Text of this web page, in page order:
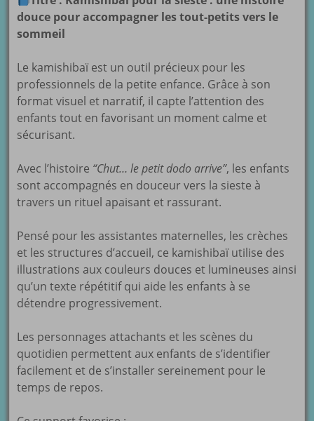
douce pour accompagner les tout-petits vers le
sommeil
Le kamishibaï est un outil précieux pour les
professionnels de la petite enfance. Grâce à son
format visuel et narratif, il capte l’attention des
enfants tout en favorisant un moment calme et
sécurisant.
Avec l’histoire “Chut… le petit dodo arrive”, les enfants
sont accompagnés en douceur vers la sieste à
travers un rituel apaisant et rassurant.
Pensé pour les assistantes maternelles, les crèches
et les structures d’accueil, ce kamishibaï utilise des
illustrations aux couleurs douces et lumineuses ainsi
qu’un texte répétitif qui aide les enfants à se
détendre progressivement.
Les personnages attachants et les scènes du
quotidien permettent aux enfants de s’identifier
facilement et de s’installer sereinement pour le
temps de repos.